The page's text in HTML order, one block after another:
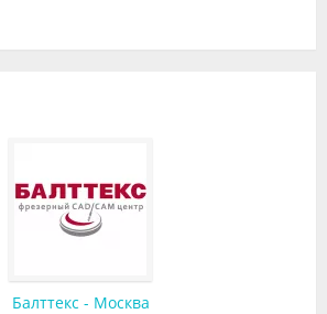
Балттекс - Москва